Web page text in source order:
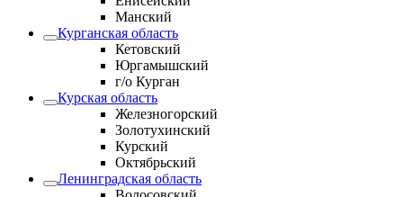
Манский
Курганская область
Кетовский
Юргамышский
г/о Курган
Курская область
Железногорский
Золотухинский
Курский
Октябрьский
Ленинградская область